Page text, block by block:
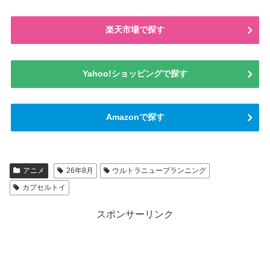
楽天市場で探す
Yahoo!ショッピングで探す
Amazonで探す
アニメ 26年8月
ウルトラニュープランニング
カプセルトイ
スポンサーリンク